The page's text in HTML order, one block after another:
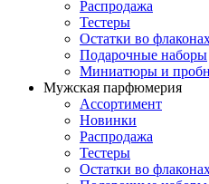
Распродажа
Тестеры
Остатки во
Подарочные наборы
Миниатюры и
Мужская парфюмерия
Ассортимент
Новинки
Распродажа
Тестеры
Остатки во